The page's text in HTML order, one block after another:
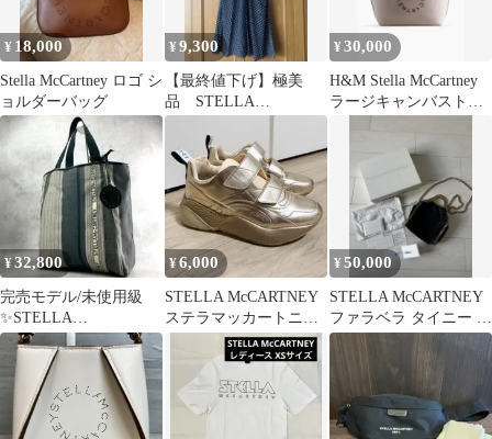
¥ 18,000
Stella McCartney ロゴ シ
ョルダーバッグ
¥9,300
【最終値下げ】極美
品 STELLA
McCARTNEY 半袖 ワン
ピース 犬柄
¥30,000
H&M Stella McCartney
ラージキャンバストー
¥32,800
完売モデル/未使用級
✨STELLA
McCARTNEY トートバ
ッグ A4収納
¥6,000
STELLA McCARTNEY
ステラマッカートニー
スニーカー ピンク
¥50,000
STELLA McCARTNEY
ファラベラ タイニー ゴ
ールド チェーン